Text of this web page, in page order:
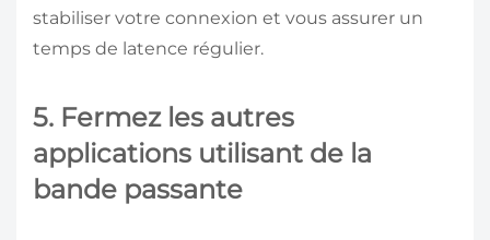
stabiliser votre connexion et vous assurer un
temps de latence régulier.
5. Fermez les autres
applications utilisant de la
bande passante